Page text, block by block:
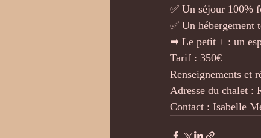
✅ Un séjour 100%
✅ Un hébergement
➡ Le petit + : un
Tarif : 350€
Renseignements et
Adresse du chalet :
Contact : Isabelle